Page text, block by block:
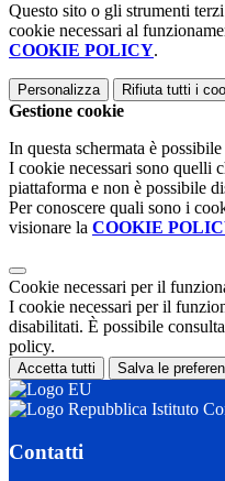
Questo sito o gli strumenti
cookie necessari al
COOKIE POLICY.
Personalizza Rifiuta tutti i
Gestione cookie
In questa schermata è
I cookie necessari sono quelli
piattaforma e non è possibile
Per conoscere quali sono i
visionare la COOKIE
Cookie necessari per il
I cookie necessari per il
disabilitati. È possibile
policy.
Accetta tutti Salva le
Istituto
Contatti